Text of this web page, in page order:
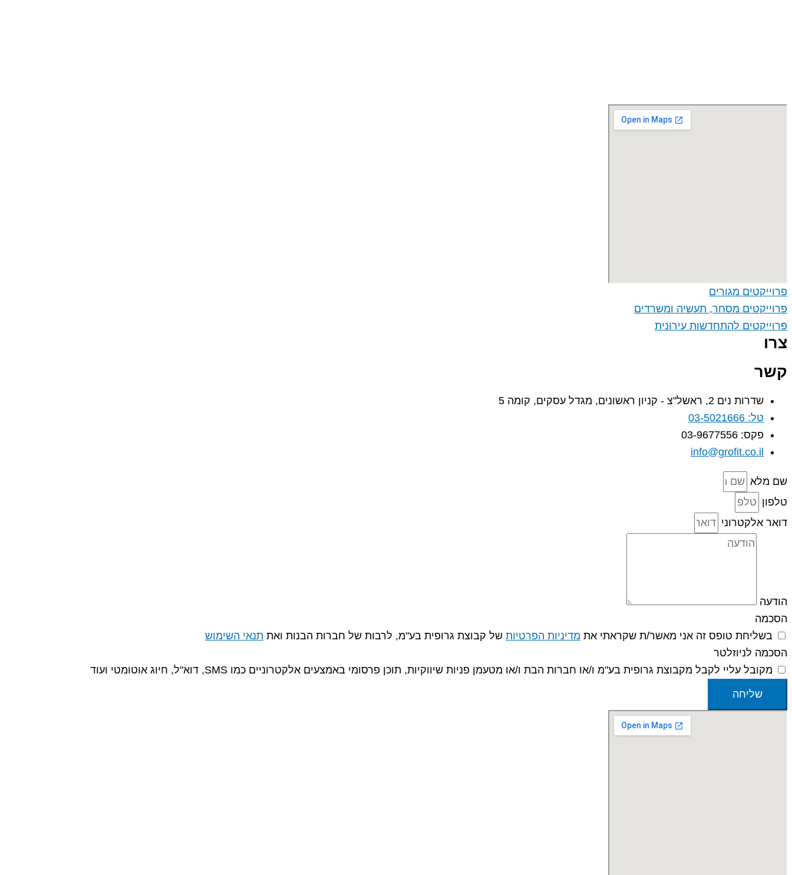
פרוייקטים מגורים
פרוייקטים מסחר, תעשיה ומשרדים
פרוייקטים להתחדשות עירונית
צרו
קשר
שדרות נים 2, ראשל"צ - קניון ראשונים, מגדל עסקים, קומה 5
טל: 03-5021666
פקס: 03-9677556
info@grofit.co.il
שם מלא
טלפון
דואר אלקטרוני
הודעה
הסכמה
בשליחת טופס זה אני מאשר/ת שקראתי את מדיניות הפרטיות של קבוצת גרופית בע"מ, לרבות של חברות הבנות ואת תנאי השימוש
הסכמה לניוזלטר
מקובל עליי לקבל מקבוצת גרופית בע"מ ו/או חברות הבת ו/או מטעמן פניות שיווקיות, תוכן פרסומי באמצעים אלקטרוניים כמו SMS, דוא"ל, חיוג אוטומטי ועוד
שליחה